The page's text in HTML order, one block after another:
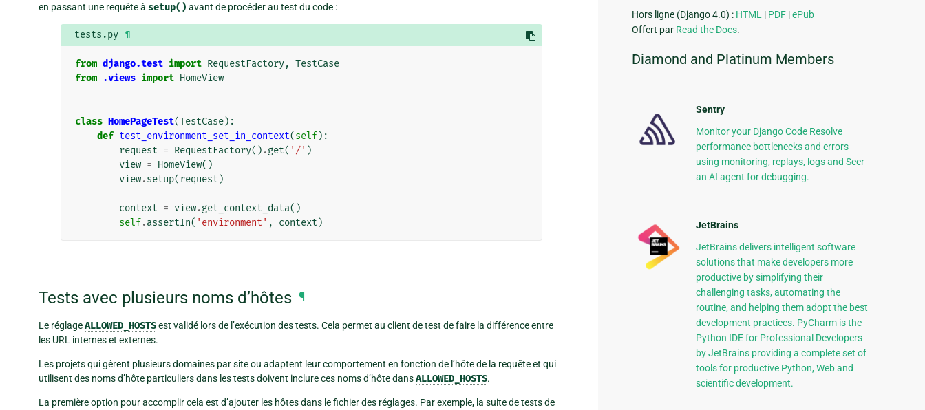
en passant une requête à setup() avant de procéder au test du code :
tests.py ¶
from django.test import RequestFactory, TestCase
from .views import HomeView
class HomePageTest(TestCase):
def test_environment_set_in_context(self):
request = RequestFactory() .get( '/' )
view = HomeView()
view.setup(request )
context = view.get_context_data()
self.assertIn( 'environment' , context )
Tests avec plusieurs noms d’hôtes ¶
Le réglageALLOWED_HOSTSest validé lors de l’exécution des tests. Cela permet au client de test de faire la différence entre
les URL internes et externes.
Les projets qui gèrent plusieurs domaines par site ou adaptent leur comportement en fonction de l’hôte de la requête et qui
utilisent des noms d’hôte particuliers dans les tests doivent inclure ces noms d’hôte dansALLOWED_HOSTS.
La première option pour accomplir cela est d’ajouter les hôtes dans le fichier des réglages. Par exemple, la suite de tests de
Hors ligne (Django 4.0) : HTML | PDF |ePub
Offert par Read the Docs.
Diamond and Platinum Members
Sentry
Monitor your Django Code Resolve
performance bottlenecks and errors
using monitoring, replays, logs and Seer
an AI agent for debugging.
JetBrains
JetBrains delivers intelligent software
solutions that make developers more
productive by simplifying their
challenging tasks, automating the
routine, and helping them adopt the best
development practices. PyCharm is the
Python IDE for Professional Developers
by JetBrains providing a complete set of
tools for productive Python, Web and
scientific development.